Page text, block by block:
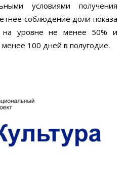
условиями получения
соблюдение доли показа
на уровне не менее 50% и
100 дней в полугодие.